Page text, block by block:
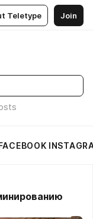
Teletype Join